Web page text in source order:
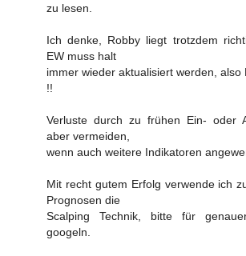
zu lesen.
Ich denke, Robby liegt trotzdem
EW muss halt
immer wieder aktualisiert werden, also
!!
Verluste durch zu frühen Ein- oder
aber vermeiden,
wenn auch weitere Indikatoren
Mit recht gutem Erfolg verwende ich
Prognosen die
Scalping Technik, bitte für
googeln.